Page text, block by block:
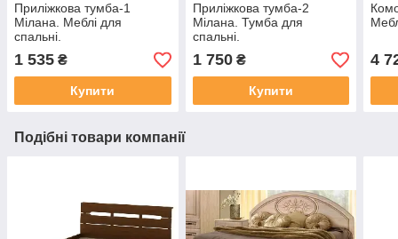
Приліжкова тумба-1
Мілана. Меблі для
спальні.
1 535 ₴
Купити
Приліжкова тумба-2
Мілана. Тумба для
спальні.
1 750₴
Купити
4
Подібні товари компанії